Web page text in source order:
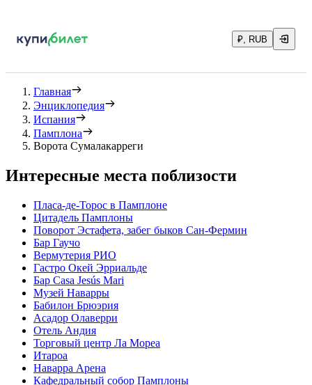
₽, RUB
Главная
Энциклопедия
Испания
Памплона
Ворота Сумалакарреги
Интересные места поблизости
Пласа-де-Торос в Памплоне
Цитадель Памплоны
Поворот Эстафета, забег быков Сан-Фермин
Бар Гаучо
Вермутерия РИО
Гастро Окей Эрриальде
Бар Casa Jesús Mari
Музей Наварры
Бабилон Брюэрия
Асадор Олаверри
Отель Андия
Торговый центр Ла Мореа
Итароа
Наварра Арена
Кафедральный собор Памплоны